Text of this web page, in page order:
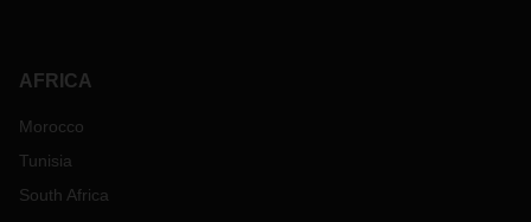
AFRICA
Morocco
Tunisia
South Africa